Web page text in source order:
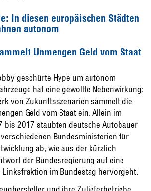
In diesen europäischen Städten
autonom
Unmengen Geld vom Staat
geschürte Hype um autonom
hat eine gewollte Nebenwirkung:
von Zukunftsszenarien sammelt die
Geld vom Staat ein. Allein im
bis 2017 staubten deut­sche Autobauer
Bundesministerien für
ab, wie aus der kürzlich
der Bundesregierung auf eine
Linksfraktion im Bun­destag hervorgeht.
und ihre Zu­lieferbetriebe